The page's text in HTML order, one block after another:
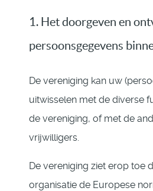
1. Het doorgeven en
persoonsgegevens
De vereniging kan uw
uitwisselen met de diverse
de vereniging, of met de
vrijwilligers.
De vereniging ziet erop toe
organisatie de Europese